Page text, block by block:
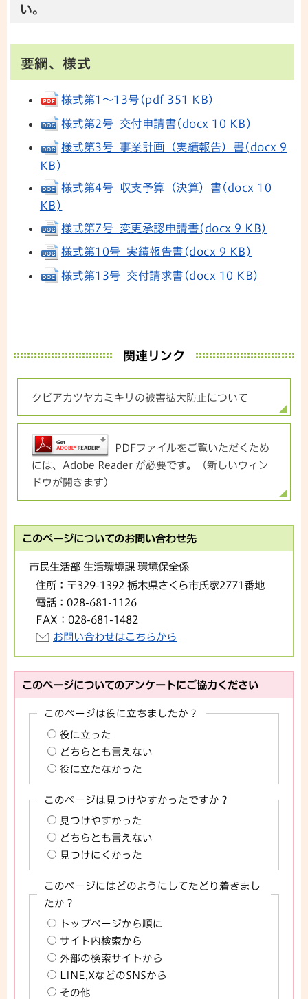
い。
要綱、様式
様式第1～13号(pdf 351 KB)
様式第2号_交付申請書(docx 10 KB)
様式第3号_事業計画（実績報告）書(docx 9
KB)
様式第4号_収支予算（決算）書(docx 10
KB)
様式第7号_変更承認申請書(docx 9 KB)
様式第10号_実績報告書(docx 9 KB)
様式第13号_交付請求書(docx 10 KB)
関連リンク
クビアカツヤカミキリの被害拡大防止について
PDFファイルをご覧いただくため
には、Adobe Reader が必要です。（新しいウィン
ドウが開きます）
このページについてのお問い合わせ先
市民生活部 生活環境課 環境保全係
住所： 〒329-1392 栃木県さくら市氏家2771番地
電話： 028-681-1126
FAX： 028-681-1482
お問い合わせはこちらから
このページについてのアンケートにご協力ください
このページは役に立ちましたか？
役に立った
どちらとも言えない
役に立たなかった
このページは見つけやすかったですか？
見つけやすかった
どちらとも言えない
見つけにくかった
このページにはどのようにしてたどり着きまし
たか？
トップページから順に
サイト内検索から
外部の検索サイトから
LINE,XなどのSNSから
その他